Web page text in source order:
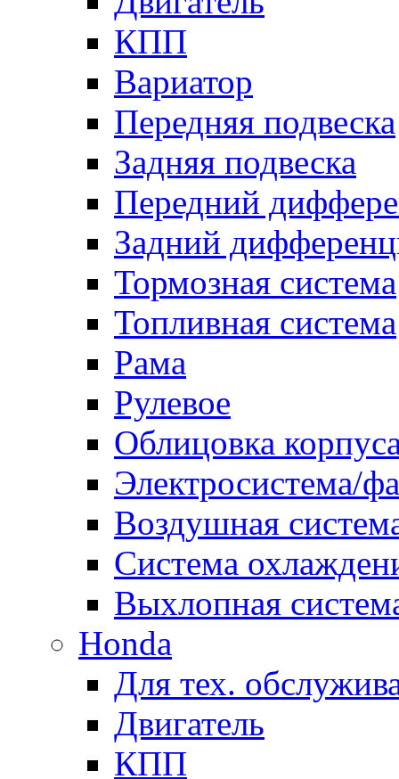
КПП
Вариатор
Передняя подвеска
Задняя подвеска
Передний
Задний
Тормозная система
Топливная система
Рама
Рулевое
Облицовка
Электросистема/
Воздушная
Система
Выхлопная
Honda
Для тех.
Двигатель
КПП